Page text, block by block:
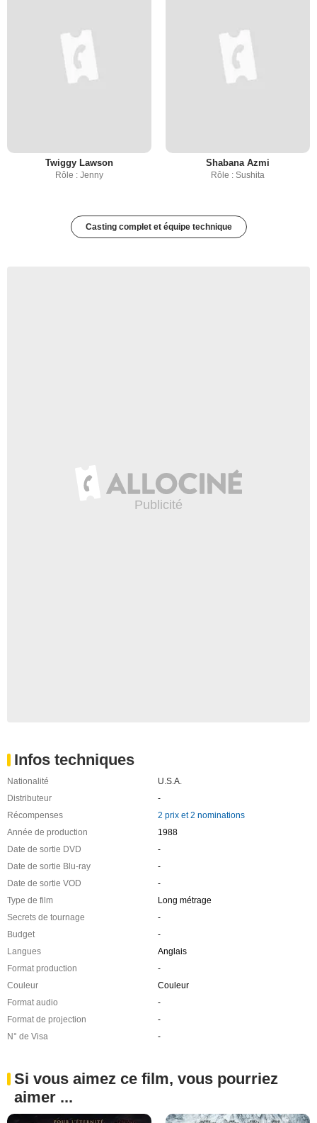
Twiggy Lawson
Rôle : Jenny
Shabana Azmi
Rôle : Sushita
Casting complet et équipe technique
Infos techniques
Nationalité
U.S.A.
Distributeur
-
Récompenses
2 prix et 2 nominations
Année de production
1988
Date de sortie DVD
-
Date de sortie Blu-ray
-
Date de sortie VOD
-
Type de film
Long métrage
Secrets de tournage
-
Budget
-
Langues
Anglais
Format production
-
Couleur
Couleur
Format audio
-
Format de projection
-
N° de Visa
-
Si vous aimez ce film, vous pourriez
aimer ...